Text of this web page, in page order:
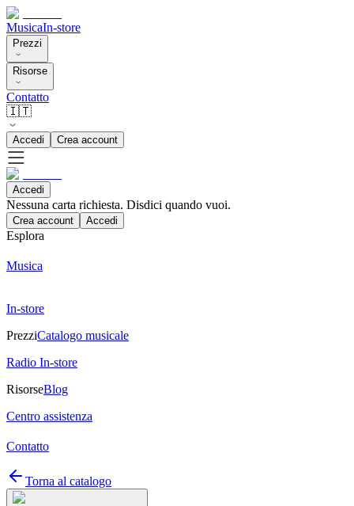
MusicaIn-store
Prezzi
Risorse
Contatto
🇮🇹
Accedi Crea account
Accedi
Nessuna carta richiesta. Disdici quando vuoi.
Crea account Accedi
Esplora
Musica
In-store
PrezziCatalogo musicale
Radio In-store
RisorseBlog
Centro assistenza
Contatto
Torna al catalogo